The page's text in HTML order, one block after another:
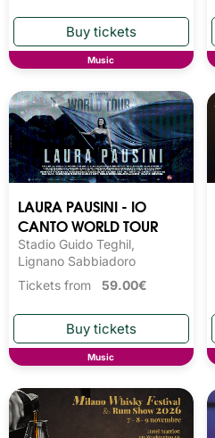
Music
LAURA PAUSINI - IO
CANTO WORLD TOUR
Stadio Guido Teghil,
Lignano Sabbiadoro
Tickets from 59.00€
Music